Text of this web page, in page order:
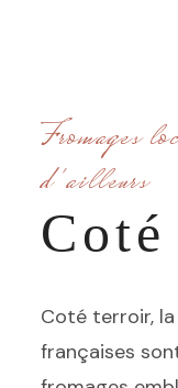
Fromages
d'ailleurs
Coté terroir,
françaises